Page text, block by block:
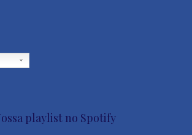
playlist no Spotify